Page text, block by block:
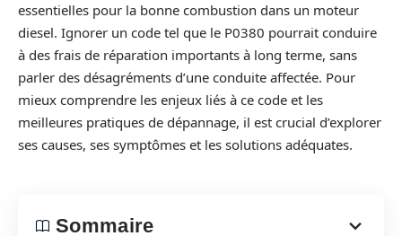
essentielles pour la bonne combustion dans un moteur
diesel. Ignorer un code tel que le P0380 pourrait conduire
à des frais de réparation importants à long terme, sans
parler des désagréments d’une conduite affectée. Pour
mieux comprendre les enjeux liés à ce code et les
meilleures pratiques de dépannage, il est crucial d’explorer
ses causes, ses symptômes et les solutions adéquates.
Sommaire